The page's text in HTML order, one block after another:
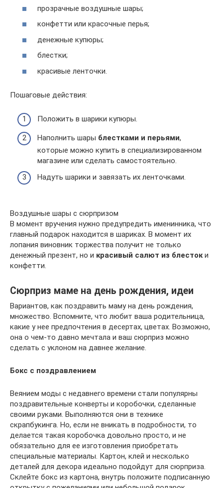
прозрачные воздушные шары;
конфетти или красочные перья;
денежные купюры;
блестки;
красивые ленточки.
Пошаговые действия:
Положить в шарики купюры.
Наполнить шары блестками и перьями,
которые можно купить в специализированном
магазине или сделать самостоятельно.
Надуть шарики и завязать их ленточками.
Воздушные шары с сюрпризом
В момент вручения нужно предупредить именинника, что
главный подарок находится в шариках. В момент их
лопания виновник торжества получит не только
денежный презент, но и красивый салют из блестоки
конфетти.
Сюрприз маме на день рождения, идеи
Вариантов, как поздравить маму на день рождения,
множество. Вспомните, что любит ваша родительница,
какие у нее предпочтения в десертах, цветах. Возможно,
она о чем-то давно мечтала и ваш сюрприз можно
сделать с уклоном на давнее желание.
Бокс с поздравлением
Веянием моды с недавнего времени стали популярны
поздравительные конверты и коробочки, сделанные
своими руками. Выполняются они в технике
скрапбукинга. Но, если не вникать в подробности, то
делается такая коробочка довольно просто, и не
обязательно для ее изготовления приобретать
специальные материалы. Картон, клей и несколько
деталей для декора идеально подойдут для сюрприза.
Склейте бокс из картона, внутрь положите подписанную